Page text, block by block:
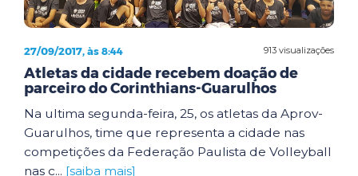
913 visualizações
27/09/2017, às 8:44
Atletas da cidade recebem doação de
parceiro do Corinthians-Guarulhos
Na ultima segunda-feira, 25, os atletas da Aprov-
Guarulhos, time que representa a cidade nas
competições da Federação Paulista de Volleyball
nas c... [saiba mais]